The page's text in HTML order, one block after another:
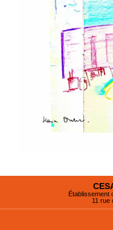
Établissement
11 rue